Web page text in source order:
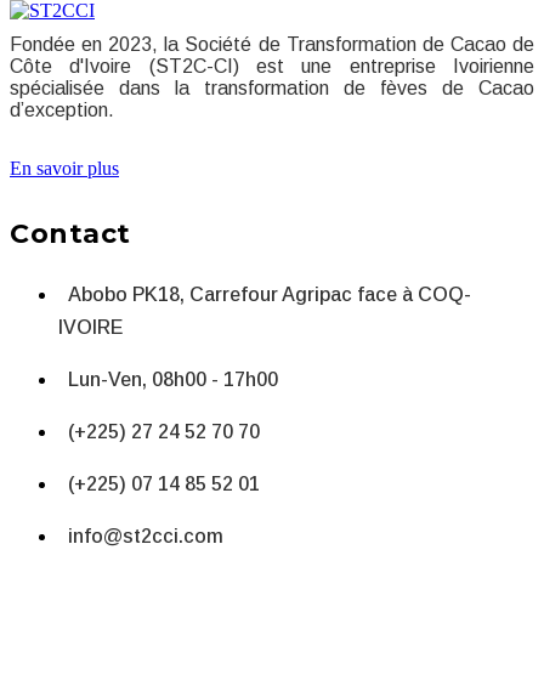
Fondée en 2023, la Société de Transformation de Cacao de
Côte d'Ivoire (ST2C-CI) est une entreprise Ivoirienne
spécialisée dans la transformation de fèves de Cacao
d’exception.
En savoir plus
Contact
Abobo PK18, Carrefour Agripac face à COQ-
IVOIRE
Lun-Ven, 08h00 - 17h00
(+225) 27 24 52 70 70
(+225) 07 14 85 52 01
info@st2cci.com